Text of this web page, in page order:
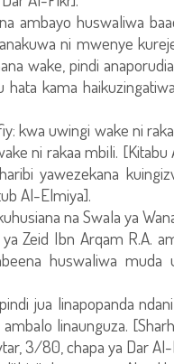
ambayo huswaliwa
ni mwenye
wake, pindi
hata kama
kwa uwingi wake ni
ni rakaa mbili.
yawezekana
Al-Elmiya].
na Swala ya
Zeid Ibn Arqam R.A.
huswaliwa
jua linapopanda
linaunguza.
3/80, chapa ya Dar Al-